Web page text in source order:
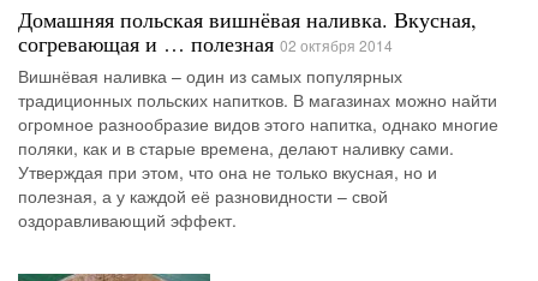
Домашняя польская вишнёвая наливка. Вкусная,
согревающая и … полезная 02 октября 2014
Вишнёвая наливка – один из самых популярных
традиционных польских напитков. В магазинах можно найти
огромное разнообразие видов этого напитка, однако многие
поляки, как и в старые времена, делают наливку сами.
Утверждая при этом, что она не только вкусная, но и
полезная, а у каждой её разновидности – свой
оздоравливающий эффект.